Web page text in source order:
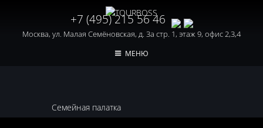
+7 (495) 215 56 46
Москва, ул. Малая Семёновская, д. 3а стр. 1, этаж 9, офис 2,3,4
МЕНЮ
Семейная палатка